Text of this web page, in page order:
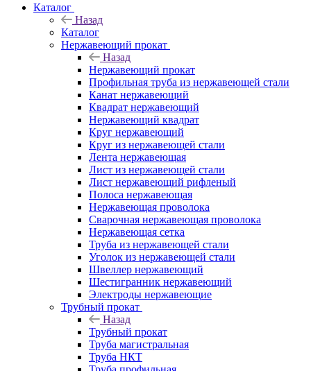
Каталог
Назад
Каталог
Нержавеющий прокат
Назад
Нержавеющий прокат
Профильная труба из нержавеющей стали
Канат нержавеющий
Квадрат нержавеющий
Нержавеющий квадрат
Круг нержавеющий
Круг из нержавеющей стали
Лента нержавеющая
Лист из нержавеющей стали
Лист нержавеющий рифленый
Полоса нержавеющая
Нержавеющая проволока
Сварочная нержавеющая проволока
Нержавеющая сетка
Труба из нержавеющей стали
Уголок из нержавеющей стали
Швеллер нержавеющий
Шестигранник нержавеющий
Электроды нержавеющие
Трубный прокат
Назад
Трубный прокат
Труба магистральная
Труба НКТ